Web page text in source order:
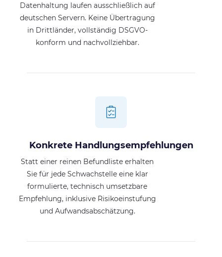
Datenhaltung laufen ausschließlich auf
deutschen Servern. Keine Übertragung
in Drittländer, vollständig DSGVO-
konform und nachvollziehbar.
Konkrete Handlungsempfehlungen
Statt einer reinen Befundliste erhalten
Sie für jede Schwachstelle eine klar
formulierte, technisch umsetzbare
Empfehlung, inklusive Risikoeinstufung
und Aufwandsabschätzung.